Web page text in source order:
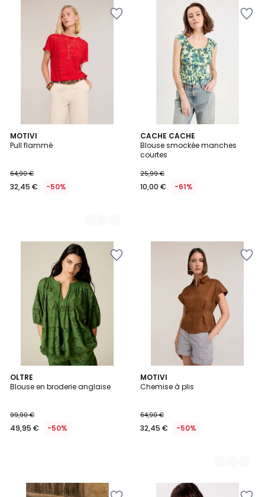
MOTIVI
Pull flammé
64,90 €
32,45 € -50%
2
Couleurs
CACHE CACHE
Blouse smockée manches
courtes
25,99 €
10,00 € -61%
OLTRE
Blouse en broderie anglaise
99,90 €
49,95 € -50%
MOTIVI
Chemise à plis
64,90 €
32,45 € -50%
3
Couleurs